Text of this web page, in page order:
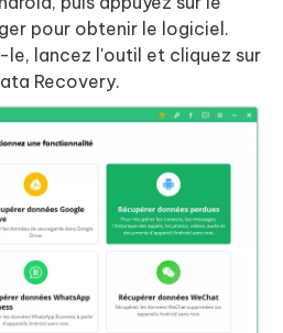
pour obtenir le logiciel.
le, lancez l'outil et cliquez sur
Recovery.